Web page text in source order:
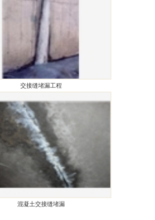
交接缝堵漏工程
混凝土交接缝堵漏